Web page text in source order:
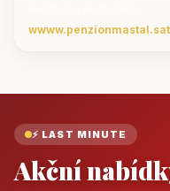
⚡ LAST MINUTE
Akční